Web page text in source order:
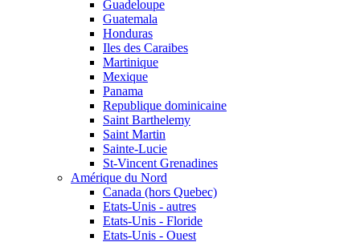
Guadeloupe
Guatemala
Honduras
Iles des Caraibes
Martinique
Mexique
Panama
Republique dominicaine
Saint Barthelemy
Saint Martin
Sainte-Lucie
St-Vincent Grenadines
Amérique du Nord
Canada (hors Quebec)
Etats-Unis - autres
Etats-Unis - Floride
Etats-Unis - Ouest